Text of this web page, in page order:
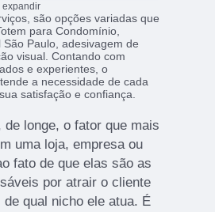
expandir
são opções variadas que
para Condomínio,
Paulo, adesivagem de
visual. Contando com
e experientes, o
a necessidade de cada
satisfação e confiança.
longe, o fator que mais
uma loja, empresa ou
fato de que elas são as
por atrair o cliente
qual nicho ele atua. É